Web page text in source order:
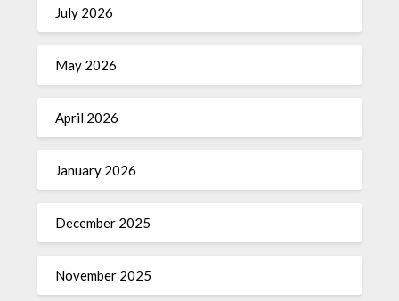
July 2026
May 2026
April 2026
January 2026
December 2025
November 2025